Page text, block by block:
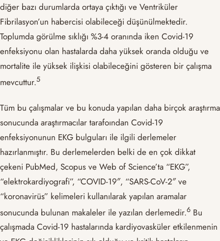
diğer bazı durumlarda ortaya çıktığı ve Ventriküler
Fibrilasyon’un habercisi olabileceği düşünülmektedir.
Toplumda görülme sıklığı %3-4 oranında iken Covid-19
enfeksiyonu olan hastalarda daha yüksek oranda olduğu ve
mortalite ile yüksek ilişkisi olabileceğini gösteren bir çalışma
mevcuttur.​5​
Tüm bu çalışmalar ve bu konuda yapılan daha birçok araştırma
sonucunda araştırmacılar tarafoından Covid-19
enfeksiyonunun EKG bulguları ile ilgili derlemeler
hazırlanmıştır. Bu derlemelerden belki de en çok dikkat
çekeni PubMed, Scopus ve Web of Science’ta “EKG”,
“elektrokardiyografi”, “COVID-19″, “SARS-CoV-2″ ve
“koronavirüs” kelimeleri kullanılarak yapılan aramalar
sonucunda bulunan makaleler ile yazılan derlemedir.​6​ Bu
çalışmada Covid-19 hastalarında kardiyovasküler etkilenmenin